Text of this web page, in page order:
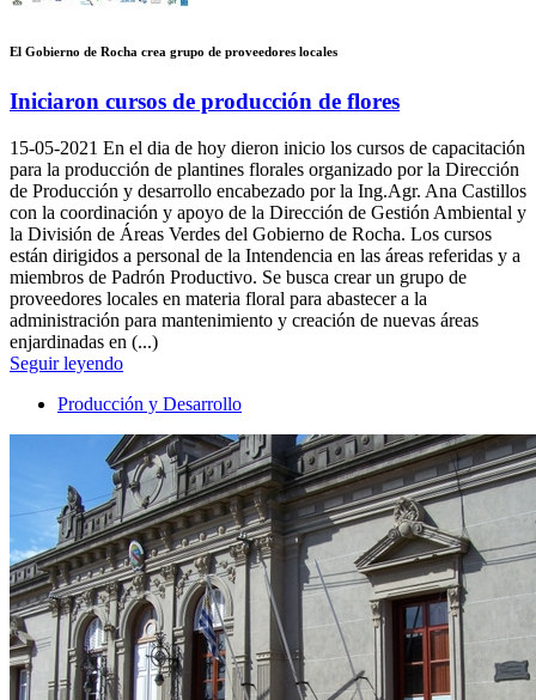
El Gobierno de Rocha crea grupo de proveedores locales
Iniciaron cursos de producción de flores
15-05-2021 En el dia de hoy dieron inicio los cursos de capacitación
para la producción de plantines florales organizado por la Dirección
de Producción y desarrollo encabezado por la Ing.Agr. Ana Castillos
con la coordinación y apoyo de la Dirección de Gestión Ambiental y
la División de Áreas Verdes del Gobierno de Rocha. Los cursos
están dirigidos a personal de la Intendencia en las áreas referidas y a
miembros de Padrón Productivo. Se busca crear un grupo de
proveedores locales en materia floral para abastecer a la
administración para mantenimiento y creación de nuevas áreas
enjardinadas en (...)
Seguir leyendo
Producción y Desarrollo